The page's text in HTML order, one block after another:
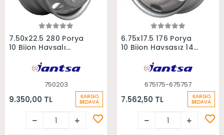
Sepete Ekle
7.50x22.5 280 Porya
10 Bijon Havşalı
750203
9.350,00 TL KARGO
BEDAVA
Sepete Ekle
6.75x17.5 176 Porya
10 Bijon Havşasız 140
675175-675757
7.562,50 TL KARGO
BEDAVA